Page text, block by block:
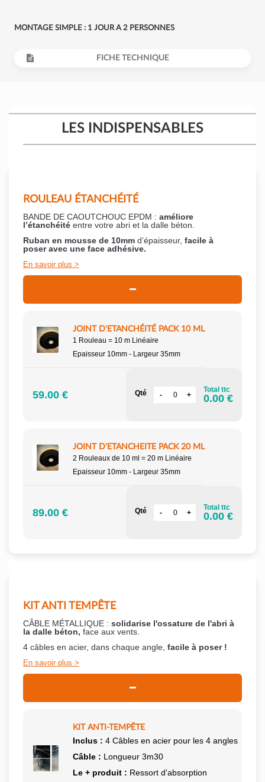
MONTAGE SIMPLE : 1 JOUR A 2 PERSONNES
FICHE TECHNIQUE
LES INDISPENSABLES
ROULEAU ÉTANCHÉITÉ
BANDE DE CAOUTCHOUC EPDM : améliore
l’étanchéité entre votre abri et la dalle béton.
Ruban en mousse de 10mm d’épaisseur, facile à
poser avec une face adhésive.
En savoir plus
JOINT D'ETANCHÉITÉ PACK 10 ML
1 Rouleau = 10 m Linéaire
Epaisseur 10mm - Largeur 35mm
59.00 € Qté Total ttc
0.00 €
JOINT D'ETANCHEITE PACK 20 ML
2 Rouleaux de 10 ml = 20 m Linéaire
Epaisseur 10mm - Largeur 35mm
89.00 € Qté Total ttc
0.00 €
KIT ANTI TEMPÊTE
CÂBLE MÉTALLIQUE : solidarise l'ossature de l'abri à
la dalle béton, face aux vents.
4 câbles en acier, dans chaque angle, facile à poser !
En savoir plus
KIT ANTI-TEMPÊTE
Inclus : 4 Câbles en acier pour les 4 angles
Câble : Longueur 3m30
Le + produit : Ressort d'absorption